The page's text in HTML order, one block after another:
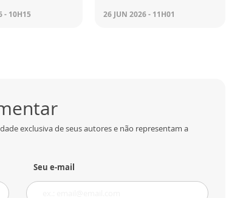
- 10H15 26 JUN 2026 - 11H01
exclusiva de seus autores e não representam a
Seu e-mail